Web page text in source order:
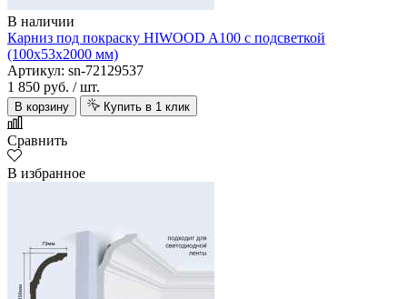
В наличии
Карниз под покраску HIWOOD A100 с подсветкой
(100х53х2000 мм)
Артикул: sn-72129537
1 850 руб. / шт.
В корзину Купить в 1 клик
Сравнить
В избранное